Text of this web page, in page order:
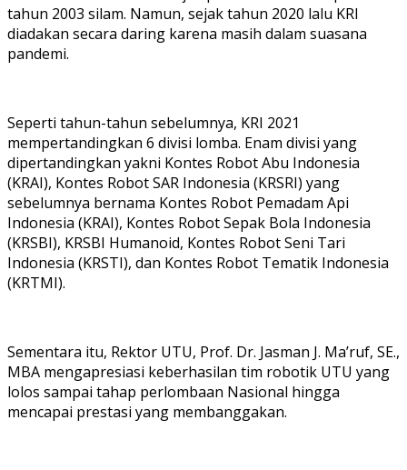
tahun 2003 silam. Namun, sejak tahun 2020 lalu KRI
diadakan secara daring karena masih dalam suasana
pandemi.
Seperti tahun-tahun sebelumnya, KRI 2021
mempertandingkan 6 divisi lomba. Enam divisi yang
dipertandingkan yakni Kontes Robot Abu Indonesia
(KRAI), Kontes Robot SAR Indonesia (KRSRI) yang
sebelumnya bernama Kontes Robot Pemadam Api
Indonesia (KRAI), Kontes Robot Sepak Bola Indonesia
(KRSBI), KRSBI Humanoid, Kontes Robot Seni Tari
Indonesia (KRSTI), dan Kontes Robot Tematik Indonesia
(KRTMI).
Sementara itu, Rektor UTU, Prof. Dr. Jasman J. Ma’ruf, SE.,
MBA mengapresiasi keberhasilan tim robotik UTU yang
lolos sampai tahap perlombaan Nasional hingga
mencapai prestasi yang membanggakan.